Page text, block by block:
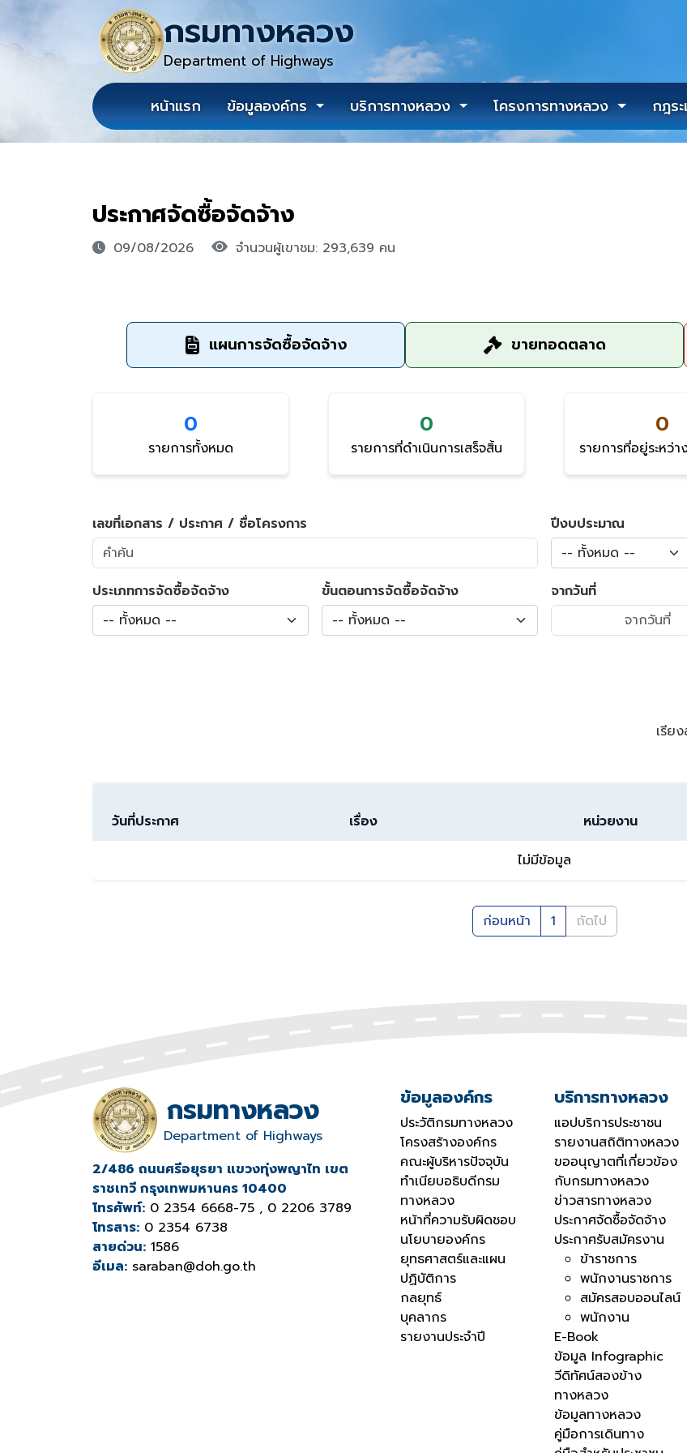
กรมทางหลวง
Department of Highways
หน้าแรก ข้อมูลองค์กร บริการทางหลวง โครงการทางหลวง กฎร
ประกาศจัดซื้อจัดจ้าง
09/08/2026 จำนวนผู้เขาชม: 293,639 คน
แผนการจัดซื้อจัดจ้าง ขายทอดตลาด
0
รายการทั้งหมด
0
รายการที่ดำเนินการเสร็จสิ้น
0
รายการที่อยู่ระหว่า
เลขที่เอกสาร / ประกาศ / ชื่อโครงการ
ปีงบประมาณ
-- ทั้งหมด --
ประเภทการจัดซื้อจัดจ้าง
-- ทั้งหมด --
ขั้นตอนการจัดซื้อจัดจ้าง
-- ทั้งหมด --
จากวันที่
เรีย
วันที่ประกาศ เรื่อง หน่วยงาน
ไม่มีข้อมูล
ก่อนหน้า 1 ถัดไป
กรมทางหลวง
Department of Highways
2/486 ถนนศรีอยุธยา แขวงทุ่งพญาไท เขต
ราชเทวี กรุงเทพมหานคร 10400
โทรศัพท์: 0 2354 6668-75 , 0 2206 3789
โทรสาร: 0 2354 6738
สายด่วน: 1586
อีเมล: saraban@doh.go.th
ข้อมูลองค์กร
ประวัติกรมทางหลวง
โครงสร้างองค์กร
คณะผู้บริหารปัจจุบัน
ทำเนียบอธิบดีกรม
ทางหลวง
หน้าที่ความรับผิดชอบ
นโยบายองค์กร
ยุทธศาสตร์และแผน
ปฏิบัติการ
กลยุทธ์
บุคลากร
รายงานประจำปี
บริการทางหลวง
แอปบริการประชาชน
รายงานสถิติทางหลวง
ขออนุญาตที่เกี่ยวข้อง
กับกรมทางหลวง
ข่าวสารทางหลวง
ประกาศจัดซื้อจัดจ้าง
ประกาศรับสมัครงาน
ข้าราชการ
พนักงานราชการ
สมัครสอบออนไลน์
พนักงาน
E-Book
ข้อมูล Infographic
วีดิทัศน์สองข้าง
ทางหลวง
ข้อมูลทางหลวง
คู่มือการเดินทาง